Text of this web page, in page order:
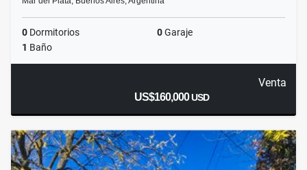
0 Dormitorios 0Garaje
1 Baño
Venta
US$160,000USD